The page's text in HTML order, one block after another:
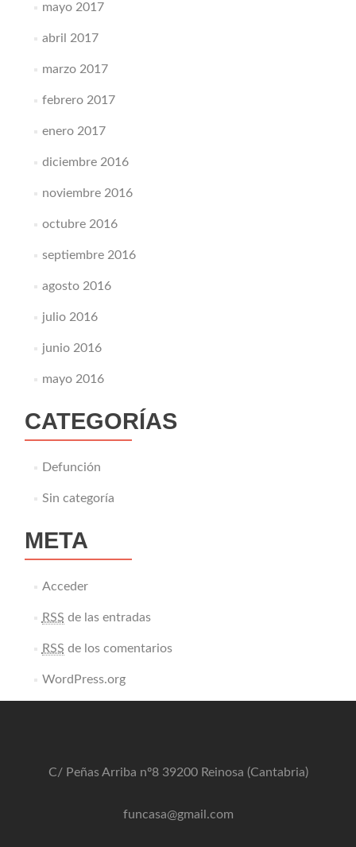
mayo 2017
abril 2017
marzo 2017
febrero 2017
enero 2017
diciembre 2016
noviembre 2016
octubre 2016
septiembre 2016
agosto 2016
julio 2016
junio 2016
mayo 2016
CATEGORÍAS
Defunción
Sin categoría
META
Acceder
RSS de las entradas
RSS de los comentarios
WordPress.org
C/ Peñas Arriba nº8 39200 Reinosa (Cantabria)
funcasa@gmail.com